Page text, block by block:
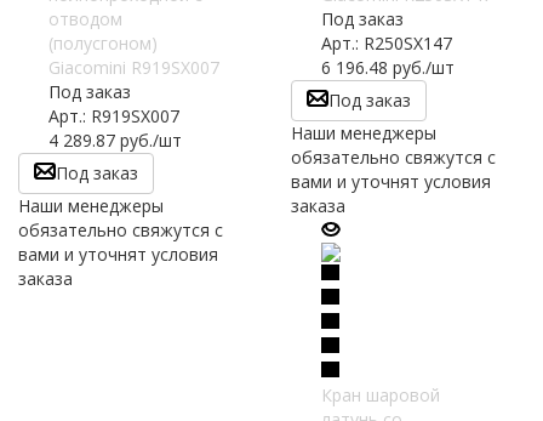
отводом
(полусгоном)
Giacomini R919SX007
Под заказ
Арт.: R919SX007
4 289.87 руб./шт
Под заказ
Наши менеджеры
обязательно свяжутся с
вами и уточнят условия
заказа
Под заказ
Арт.: R250SX147
6 196.48 руб./шт
Под заказ
Наши менеджеры
обязательно свяжутся с
вами и уточнят условия
заказа
Кран шаровой